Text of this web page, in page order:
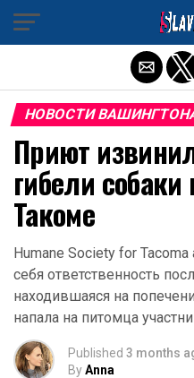
НОВОСТИ
Приют
гибели
Такоме
Humane Society for
себя ответственность
находившаяся на
напала на питомца
Published 3 months
ByAnna
Exit